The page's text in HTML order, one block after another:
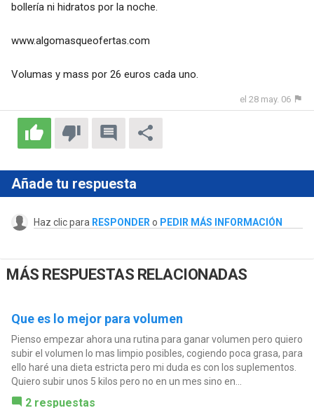
bollería ni hidratos por la noche.
www.algomasqueofertas.com
Volumas y mass por 26 euros cada uno.
el 28 may. 06
Añade tu respuesta
Haz clic para RESPONDER o PEDIR MÁS INFORMACIÓN
MÁS RESPUESTAS RELACIONADAS
Que es lo mejor para volumen
Pienso empezar ahora una rutina para ganar volumen pero quiero
subir el volumen lo mas limpio posibles, cogiendo poca grasa, para
ello haré una dieta estricta pero mi duda es con los suplementos.
Quiero subir unos 5 kilos pero no en un mes sino en...
2 respuestas